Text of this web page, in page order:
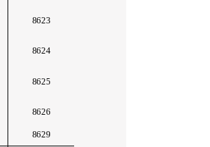
8623
8624
8625
8626
8629